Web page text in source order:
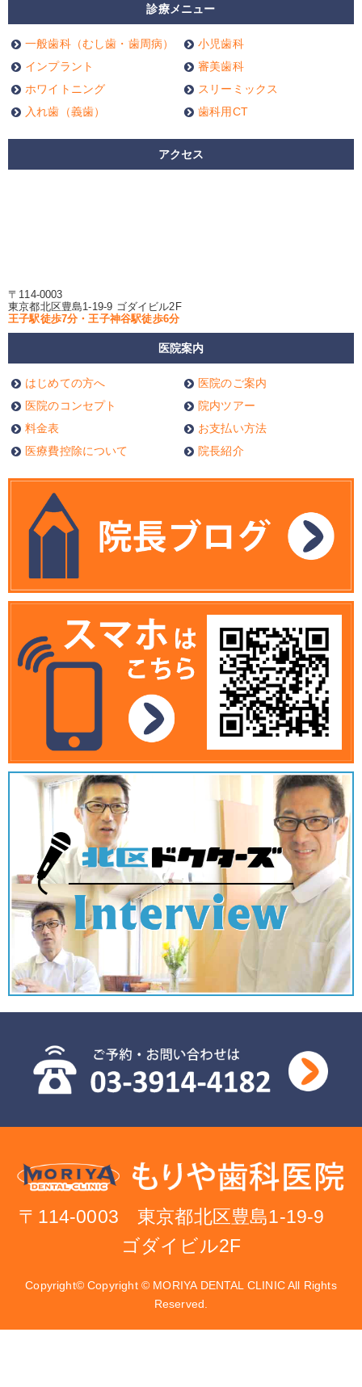
診療メニュー
一般歯科（むし歯・歯周病）
小児歯科
インプラント
審美歯科
ホワイトニング
スリーミックス
入れ歯（義歯）
歯科用CT
アクセス
〒114-0003
東京都北区豊島1-19-9 ゴダイビル2F
王子駅徒歩7分・王子神谷駅徒歩6分
医院案内
はじめての方へ
医院のご案内
医院のコンセプト
院内ツアー
料金表
お支払い方法
医療費控除について
院長紹介
〒114-0003 東京都北区豊島1-19-9
ゴダイビル2F
Copyright© Copyright © MORIYA DENTAL CLINIC All Rights
Reserved.